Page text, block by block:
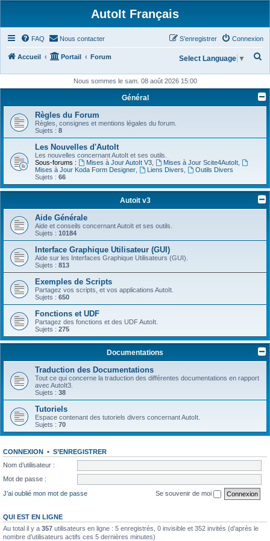
AutoIt Français
FAQ Nous contacter Connexion
S’enregistrer
Accueil Portail Forum
h
r
Select Language ▼
Nous sommes le sam. 08 août 2026 15:00
Général
Règles du Forum
Règles, consignes et mentions légales du forum.
Sujets : 8
Les Nouvelles d'AutoIt
Les nouvelles concernant AutoIt et ses outils.
Sous-forums :
Mises à Jour AutoIt V3, Mises à Jour Scite4AutoIt,
Mises à Jour Koda Form Designer
Liens Divers
Outils Divers
Sujets : 66
Autoit v3
Aide Générale
Aide et conseils concernant AutoIt et ses outils.
Sujets : 10184
Interface Graphique Utilisateur (GUI)
Aide sur les Interfaces Graphique Utilisateurs (GUI).
Sujets : 813
Exemples de Scripts
Partagez vos scripts, et vos applications AutoIt.
Sujets : 650
Fonctions et UDF
Partagez des fonctions et des UDF AutoIt.
Sujets : 275
Documentations
Traduction des Documentations
Tout ce qui concerne la traduction des différentes documentations en rapport
avec AutoIt3.
Sujets : 38
Tutoriels
Espace contenant des tutoriels divers concernant AutoIt.
Sujets : 70
CONNEXION • S’ENREGISTRER
Nom d’utilisateur :
Mot de passe :
J’ai oublié mon mot de passe
Se souvenir de moi
QUI EST EN LIGNE
Au total il y a 357 utilisateurs en ligne : 5 enregistrés, 0 invisible et 352 invités (d’après le
nombre d’utilisateurs actifs ces 5 dernières minutes)